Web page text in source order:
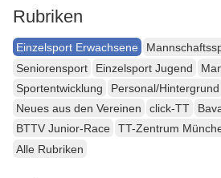
Rubriken
Einzelsport Erwachsene
Seniorensport
Einzelsport Jugend
Sportentwicklung
Personal/Hintergrund
Neues aus den Vereinen
click-TT
BTTV Junior-Race
TT-Zentrum
Alle Rubriken